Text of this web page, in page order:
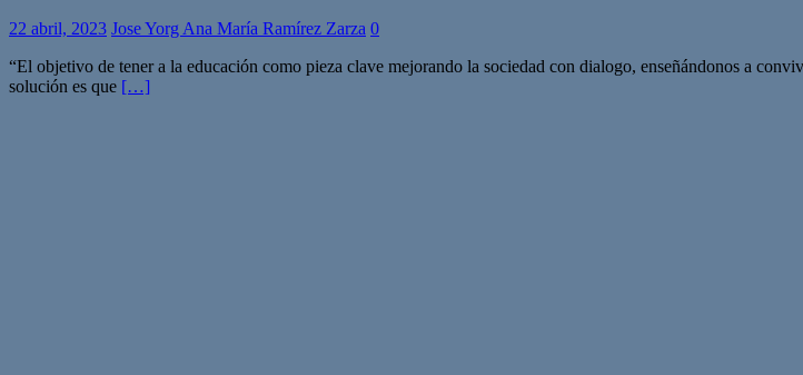
22 abril, 2023 Jose Yorg Ana María Ramírez Zarza 0
“El objetivo de tener a la educación como pieza clave mejorando la sociedad con dialogo, enseñándonos a
solución es que […]